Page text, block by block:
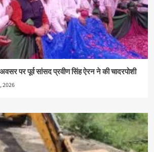
पर पूर्व सांसद प्रवीण सिंह ऐरन ने की चादरपोशी
2026